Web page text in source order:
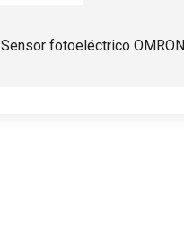
Sensor fotoeléctrico OMRON